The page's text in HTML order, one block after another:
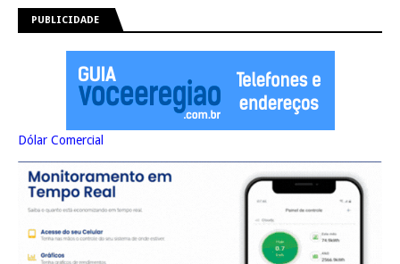
PUBLICIDADE
Dólar Comercial